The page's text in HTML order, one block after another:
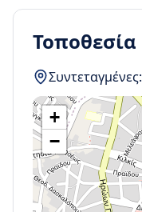
Τοποθεσία
Συντεταγμένες:
+
−